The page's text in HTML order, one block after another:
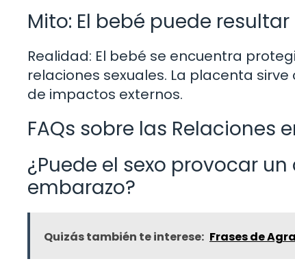
Mito: El bebé puede
Realidad: El bebé se encuentra
relaciones sexuales. La placenta
de impactos externos.
FAQs sobre las Relaciones
¿Puede el sexo provocar
embarazo?
Quizás también te interese: Frases de